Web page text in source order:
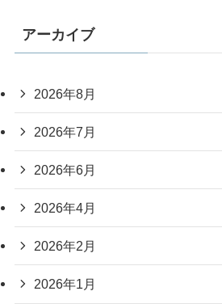
アーカイブ
2026年8月
2026年7月
2026年6月
2026年4月
2026年2月
2026年1月